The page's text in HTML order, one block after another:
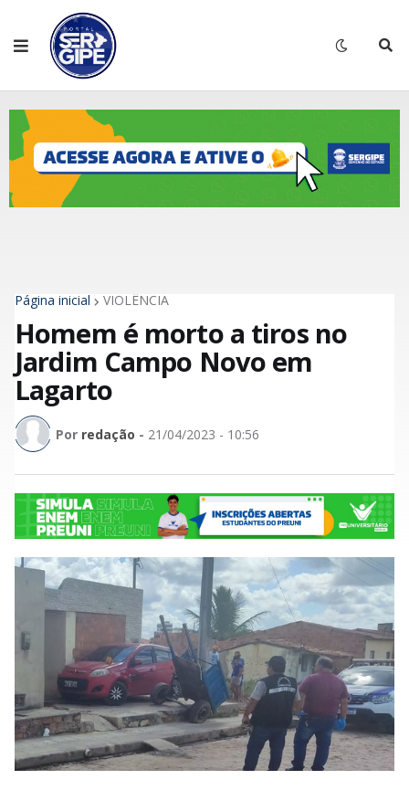
Página inicial VIOLÊNCIA
Homem é morto a tiros no
Jardim Campo Novo em
Lagarto
Por redação - 21/04/2023 - 10:56